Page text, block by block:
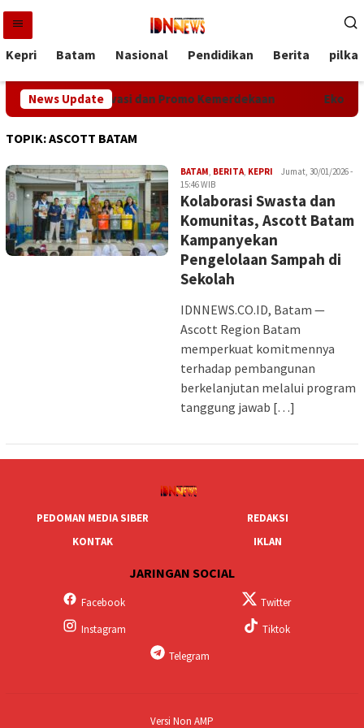
Loncat
konten
Kepri Batam Nasional Pendidikan Berita
News Update
Bisnis lewat Inovasi dan Promo Kemerdekaan
TOPIK:ASCOTT BATAM
BATAM, BERITA, KEPRI Iman
Jumat, 30/01/2026 -
15:46 WIB
Kolaborasi Swasta dan
Komunitas, Ascott Batam
Kampanyekan
Pengelolaan Sampah di
Sekolah
IDNNEWS.CO.ID, Batam —
Ascott Region Batam
memperkuat komitmennya
terhadap pembangunan
berkelanjutan melalui program
tanggung jawab […]
PEDOMAN MEDIA SIBER
REDAKSI
KONTAK
IKLAN
JARINGAN SOCIAL
Facebook
Twitter
Instagram
Tiktok
Telegram
Versi Non AMP